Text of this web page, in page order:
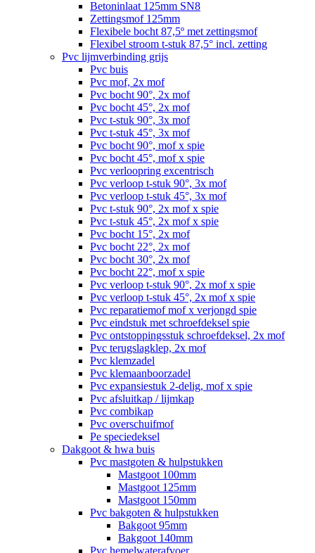
Betoninlaat 125mm SN8
Zettingsmof 125mm
Flexibele bocht 87,5º met zettingsmof
Flexibel stroom t-stuk 87,5° incl. zetting
Pvc lijmverbinding grijs
Pvc buis
Pvc mof, 2x mof
Pvc bocht 90°, 2x mof
Pvc bocht 45°, 2x mof
Pvc t-stuk 90°, 3x mof
Pvc t-stuk 45°, 3x mof
Pvc bocht 90°, mof x spie
Pvc bocht 45°, mof x spie
Pvc verloopring excentrisch
Pvc verloop t-stuk 90°, 3x mof
Pvc verloop t-stuk 45°, 3x mof
Pvc t-stuk 90°, 2x mof x spie
Pvc t-stuk 45°, 2x mof x spie
Pvc bocht 15°, 2x mof
Pvc bocht 22°, 2x mof
Pvc bocht 30°, 2x mof
Pvc bocht 22°, mof x spie
Pvc verloop t-stuk 90°, 2x mof x spie
Pvc verloop t-stuk 45°, 2x mof x spie
Pvc reparatiemof mof x verjongd spie
Pvc eindstuk met schroefdeksel spie
Pvc ontstoppingsstuk schroefdeksel, 2x mof
Pvc terugslagklep, 2x mof
Pvc klemzadel
Pvc klemaanboorzadel
Pvc expansiestuk 2-delig, mof x spie
Pvc afsluitkap / lijmkap
Pvc combikap
Pvc overschuifmof
Pe speciedeksel
Dakgoot & hwa buis
Pvc mastgoten & hulpstukken
Mastgoot 100mm
Mastgoot 125mm
Mastgoot 150mm
Pvc bakgoten & hulpstukken
Bakgoot 95mm
Bakgoot 140mm
Pvc hemelwaterafvoer